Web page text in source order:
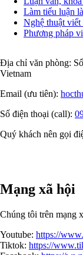
Làm tiểu luận
Nghệ thuật viết
Phương pháp
Địa chỉ văn phòng:
Vietnam
Email (ưu tiên):
Số điện thoại (call):
Quý khách nên gọi
Mạng xã hội
Chúng tôi trên mạng
Youtube: https://
Tiktok: https://